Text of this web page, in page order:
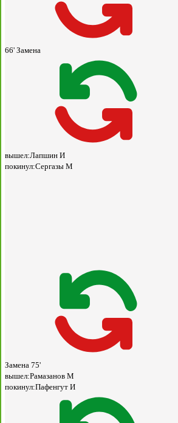
66' Замена
вышел:Лапшин И
покинул:Сергазы М
Замена 75'
вышел:Рамазанов М
покинул:Пафенгут И